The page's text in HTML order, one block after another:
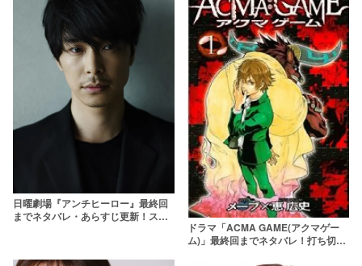
日曜劇場『アンチヒーロー』最終回
までネタバレ・あらすじ更新！スト
ドラマ「ACMA GAME(アクマゲー
ム)」最終回までネタバレ！打ち切り